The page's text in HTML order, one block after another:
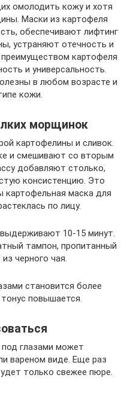
омолодить кожу и хотя
Маски из картофеля
обеспечивают лифтинг
устраняют отечность и
картофеля
и универсальность.
в любом возрасте и
кожи.
морщинок
картофелины и сливок.
и смешивают со вторым
добавляют столько,
консистенцию. Это
картофельная маска для
по лицу.
10-15 минут.
тампон, пропитанный
черного чая.
становится более
повышается.
глазами может
вареном виде. Еще раз
только свежее пюре.